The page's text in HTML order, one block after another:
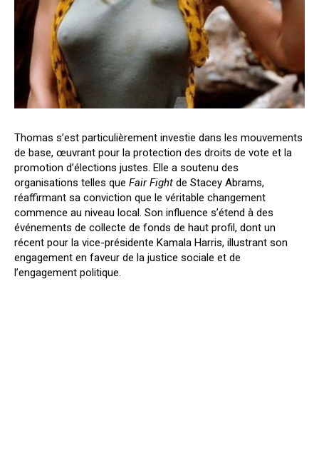
Thomas s’est particulièrement investie dans les mouvements
de base, œuvrant pour la protection des droits de vote et la
promotion d’élections justes. Elle a soutenu des
organisations telles que Fair Fight de Stacey Abrams,
réaffirmant sa conviction que le véritable changement
commence au niveau local. Son influence s’étend à des
événements de collecte de fonds de haut profil, dont un
récent pour la vice-présidente Kamala Harris, illustrant son
engagement en faveur de la justice sociale et de
l’engagement politique.